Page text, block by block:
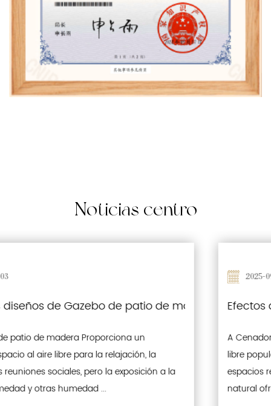
Noticias centro
incorporan impermeabilización y
Efectos de la exposición al sol prolongada
A Cenador de patio de madera es una estructura al aire
libre popular que mejora los jardines, los patios y los
espacios recreativos. Si bien su estética de madera
natural ofrece calidez y en...